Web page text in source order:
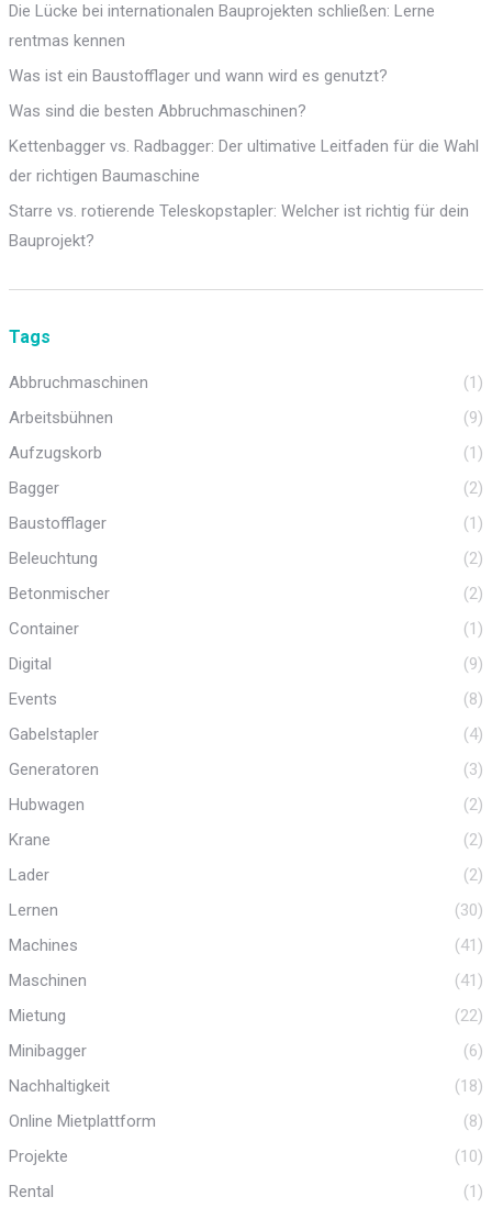
Die Lücke bei internationalen Bauprojekten schließen: Lerne
rentmas kennen
Was ist ein Baustofflager und wann wird es genutzt?
Was sind die besten Abbruchmaschinen?
Kettenbagger vs. Radbagger: Der ultimative Leitfaden für die Wahl
der richtigen Baumaschine
Starre vs. rotierende Teleskopstapler: Welcher ist richtig für dein
Bauprojekt?
Tags
Abbruchmaschinen
(1)
Arbeitsbühnen
(9)
Aufzugskorb
(1)
Bagger
(2)
Baustofflager
(1)
Beleuchtung
(2)
Betonmischer
(2)
Container
(1)
Digital
(9)
Events
(8)
Gabelstapler
(4)
Generatoren
(3)
Hubwagen
(2)
Krane
(2)
Lader
(2)
Lernen
(30)
Machines
(41)
Maschinen
(41)
Mietung
(22)
Minibagger
(6)
Nachhaltigkeit
(18)
Online Mietplattform
(8)
Projekte
(10)
Rental
(1)